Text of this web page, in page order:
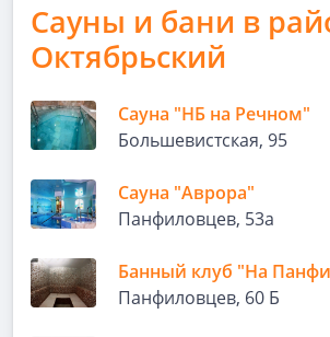
Сауны и бани в
Октябрьский
Сауна "НБ на Речном"
Большевистская, 95
Сауна "Аврора"
Панфиловцев, 53а
Банный клуб "На
Панфиловцев, 60 Б